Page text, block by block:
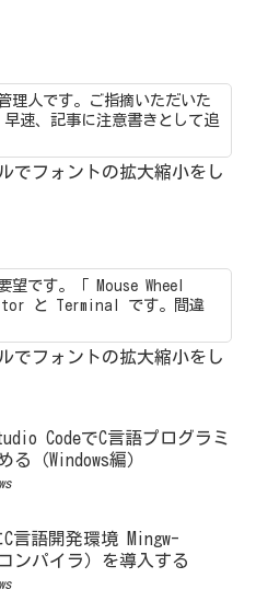
理人です。ご指摘いただいた
早速、記事に注意書きとして追
でフォントの拡大縮小をし
望です。「 Mouse Wheel
と Terminal です。間違
でフォントの拡大縮小をし
CodeでC言語プログラミ
る（Windows編）
C言語開発環境 Mingw-
ンパイラ）を導入する